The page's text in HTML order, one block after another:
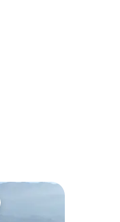
dos hóspedes